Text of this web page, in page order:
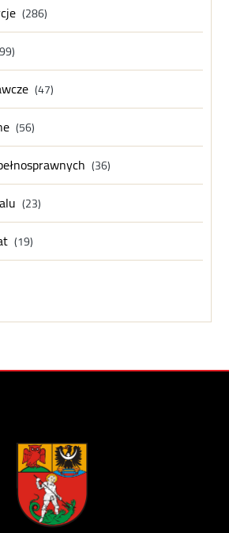
(286)
(47)
(56)
(36)
(23)
(19)